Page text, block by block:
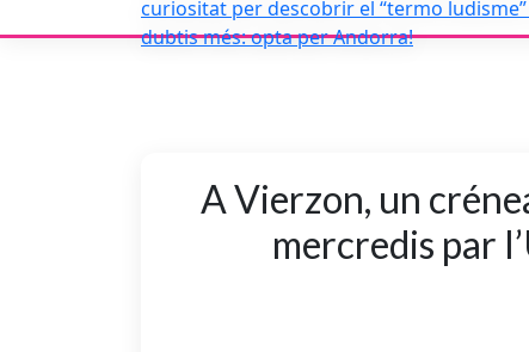
A Vierzon, un
mercredis par